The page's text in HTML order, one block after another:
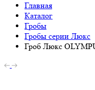
Главная
Каталог
Гробы
Гробы серии Люкс
Гроб Люкс